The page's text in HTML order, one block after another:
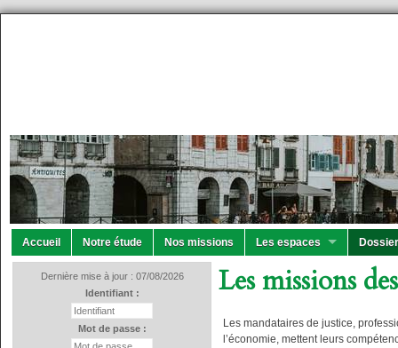
Accueil Notre étude Nos missions Les espaces
Dernière mise à jour : 07/08/2026
Identifiant :
Mot de passe :
Les missions
Les mandataires de justice,
l’économie, mettent leurs